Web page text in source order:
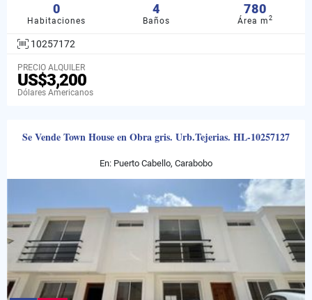
0
Habitaciones
4
Baños
780
Área m2
10257172
PRECIO ALQUILER
US$3,200
Dólares Americanos
Se Vende Town House en Obra gris. Urb.Tejerias. HL-10257127
En: Puerto Cabello, Carabobo